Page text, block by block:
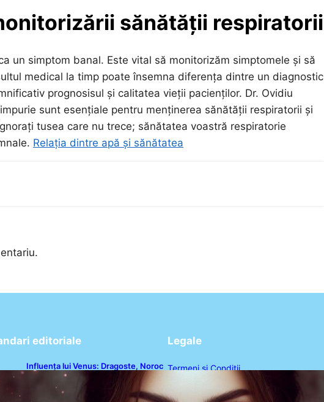
sănătății respiratorii
un simptom banal. Este vital să monitorizăm simptomele și să
medical la timp poate însemna diferența dintre un diagnostic
prognosisul și calitatea vieții pacienților. Dr. Ovidiu
sunt esențiale pentru menținerea sănătății respiratorii și
tusea care nu trece; sănătatea voastră respiratorie
Relația dintre apă și sănătatea
editoriale
Influența lui Venus: Dragoste, Noroc
și Oportunități pentru Tauri și Balanțe
în Weekendul 8-9 August
Legale
Termeni și Condiții
Politica de Confidențialitate